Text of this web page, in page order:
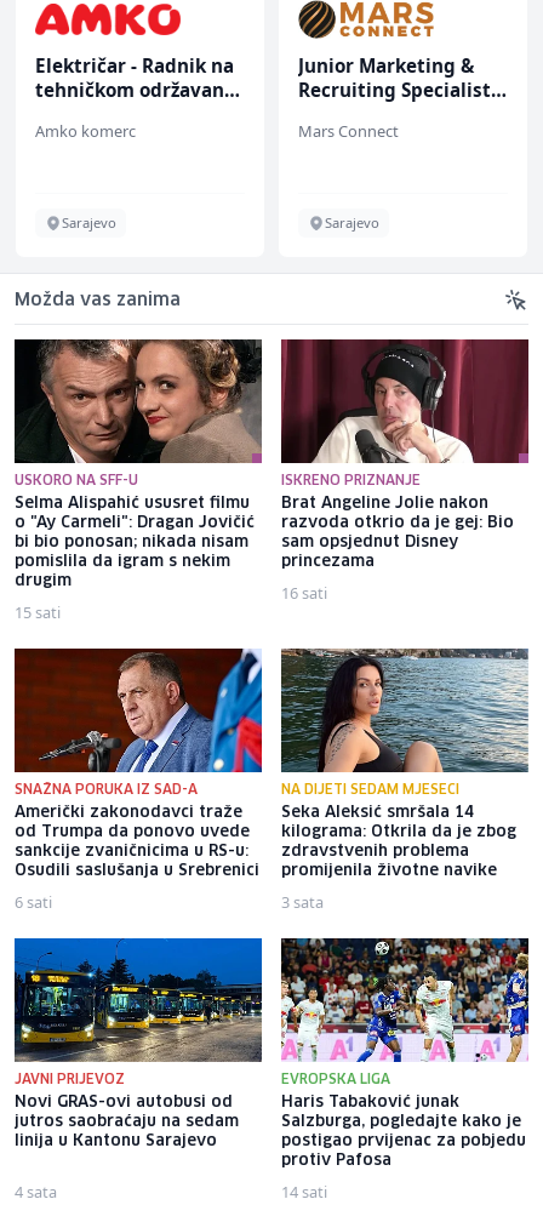
Električar - Radnik na
tehničkom održavanju
Amko komerc
Sarajevo
Junior Marketing &
Recruiting Specialist
Mars Connect
Sarajevo
Možda vas zanima
USKORO NA SFF-U
Selma Alispahić ususret filmu
o "Ay Carmeli": Dragan Jovičić
bi bio ponosan; nikada nisam
pomislila da igram s nekim
drugim
15 sati
ISKRENO PRIZNANJE
Brat Angeline Jolie nakon
razvoda otkrio da je gej: Bio
sam opsjednut Disney
princezama
16 sati
SNAŽNA PORUKA IZ SAD-A
Američki zakonodavci traže
od Trumpa da ponovo uvede
sankcije zvaničnicima u RS-u:
Osudili saslušanja u Srebrenici
6 sati
NA DIJETI SEDAM MJESECI
Seka Aleksić smršala 14
kilograma: Otkrila da je zbog
zdravstvenih problema
promijenila životne navike
3 sata
JAVNI PRIJEVOZ
Novi GRAS-ovi autobusi od
jutros saobraćaju na sedam
linija u Kantonu Sarajevo
4 sata
EVROPSKA LIGA
Haris Tabaković junak
Salzburga, pogledajte kako je
postigao prvijenac za pobjedu
protiv Pafosa
14 sati